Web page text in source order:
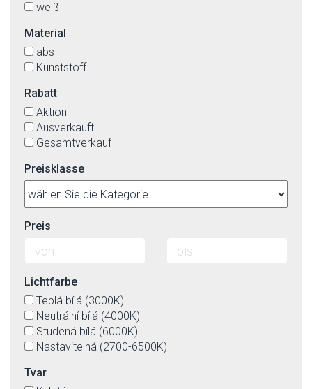
weiß
Material
abs
Kunststoff
Rabatt
Aktion
Ausverkauft
Gesamtverkauf
Preisklasse
Preis
Lichtfarbe
Teplá bílá (3000K)
Neutrální bílá (4000K)
Studená bílá (6000K)
Nastavitelná (2700-6500K)
Tvar